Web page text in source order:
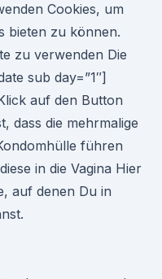
Cookies, um
bieten zu können.
zu verwenden Die
sub day=”1″]
auf den Button
dass die mehrmalige
führen
in die Vagina Hier
auf denen Du in